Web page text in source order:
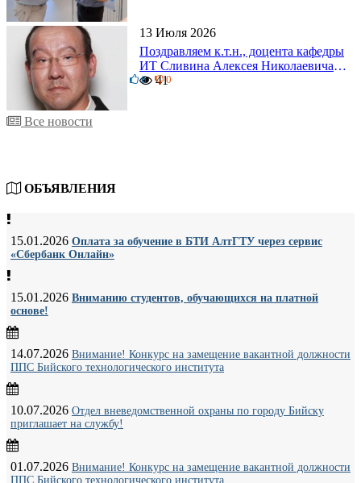
13 Июля 2026
Поздравляем к.т.н., доцента кафедры
ИТ Сливина Алексея Николаевича с
юбилеем!
6 0
41
Все новости
ОБЪЯВЛЕНИЯ
15.01.2026 Оплата за обучение в БТИ АлтГТУ через сервис
«Сбербанк Онлайн»
15.01.2026 Вниманию студентов, обучающихся на платной
основе!
14.07.2026 Внимание! Конкурс на замещение вакантной должности
ППС Бийского технологического института
10.07.2026 Отдел вневедомственной охраны по городу Бийску
приглашает на службу!
01.07.2026 Внимание! Конкурс на замещение вакантной должности
ППС Бийского технологического института